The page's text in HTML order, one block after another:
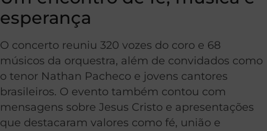
esperança
O concerto reuniu 320 vozes do coro e 68
músicos da orquestra, além de convidados como
o tenor Nathan Pacheco e jovens cantores
brasileiros. O evento também contou com
mensagens sobre Jesus Cristo e apresentações
que destacaram valores como fé, união e